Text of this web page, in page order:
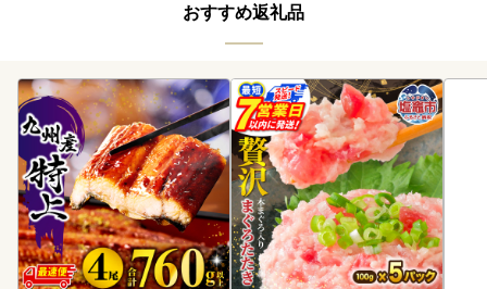
おすすめ返礼品